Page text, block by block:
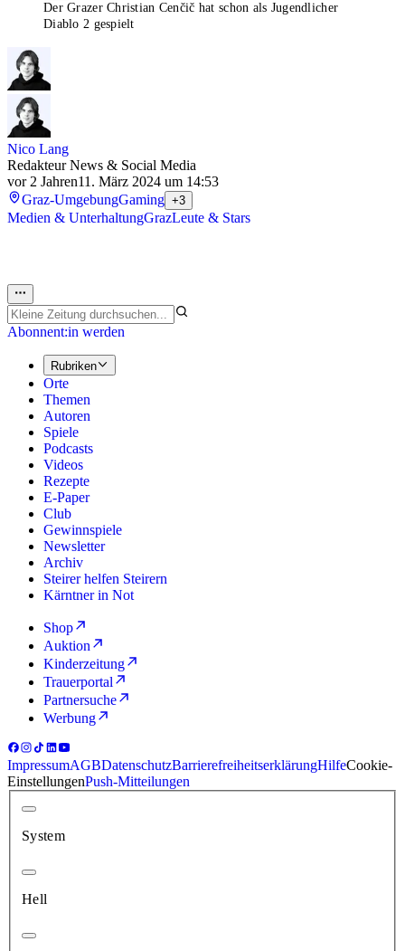
Der Grazer Christian Cenčič hat schon als Jugendlicher
Diablo 2 gespielt
Nico Lang
Redakteur News & Social Media
vor 2 Jahren11. März 2024 um 14:53
Graz-UmgebungGaming +3
Medien & UnterhaltungGrazLeute & Stars
Abonnent:in werden
Rubriken
Orte
Themen
Autoren
Spiele
Podcasts
Videos
Rezepte
E-Paper
Club
Gewinnspiele
Newsletter
Archiv
Steirer helfen Steirern
Kärntner in Not
Shop
Auktion
Kinderzeitung
Trauerportal
Partnersuche
Werbung
ImpressumAGBDatenschutzBarrierefreiheitserklärungHilfeCookie-
EinstellungenPush-Mitteilungen
System
Hell